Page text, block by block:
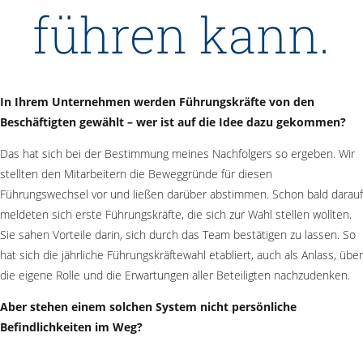
führen kann.
In Ihrem Unternehmen werden Führungskräfte von den
Beschäftigten gewählt – wer ist auf die Idee dazu gekommen?
Das hat sich bei der Bestimmung meines Nachfolgers so ergeben. Wir
stellten den Mitarbeitern die Beweggründe für diesen
Führungswechsel vor und ließen darüber abstimmen. Schon bald darauf
meldeten sich erste Führungskräfte, die sich zur Wahl stellen wollten.
Sie sahen Vorteile darin, sich durch das Team bestätigen zu lassen. So
hat sich die jährliche Führungskräftewahl etabliert, auch als Anlass, über
die eigene Rolle und die Erwartungen aller Beteiligten nachzudenken.
Aber stehen einem solchen System nicht persönliche
Befindlichkeiten im Weg?